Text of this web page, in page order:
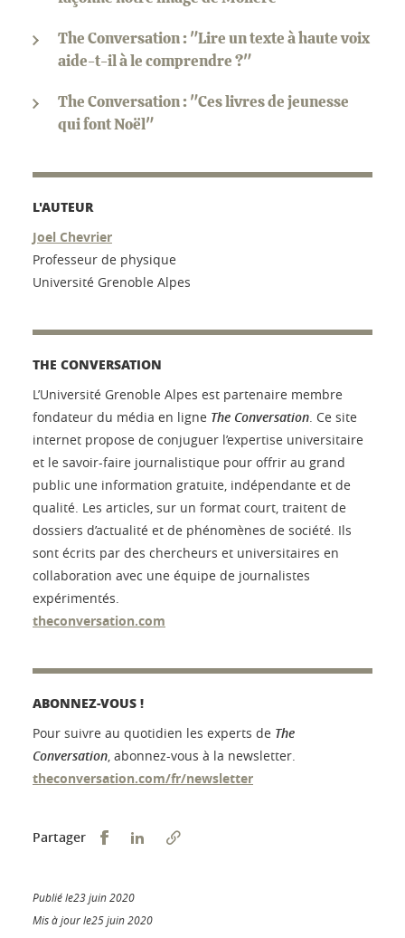
The Conversation : "Lire un texte à haute voix
aide-t-il à le comprendre ?"
The Conversation : "Ces livres de jeunesse
qui font Noël"
L'AUTEUR
Joel Chevrier
Professeur de physique
Université Grenoble Alpes
THE CONVERSATION
L’Université Grenoble Alpes est partenaire membre
fondateur du média en ligne The Conversation . Ce site
internet propose de conjuguer l’expertise universitaire
et le savoir-faire journalistique pour offrir au grand
public une information gratuite, indépendante et de
qualité. Les articles, sur un format court, traitent de
dossiers d’actualité et de phénomènes de société. Ils
sont écrits par des chercheurs et universitaires en
collaboration avec une équipe de journalistes
expérimentés.
theconversation.com
ABONNEZ-VOUS !
Pour suivre au quotidien les experts de The
Conversation , abonnez-vous à la newsletter.
theconversation.com/fr/newsletter
Partager Partager sur Facebook
Partager sur LinkedIn
Publié le23 juin 2020
Mis à jour le25 juin 2020